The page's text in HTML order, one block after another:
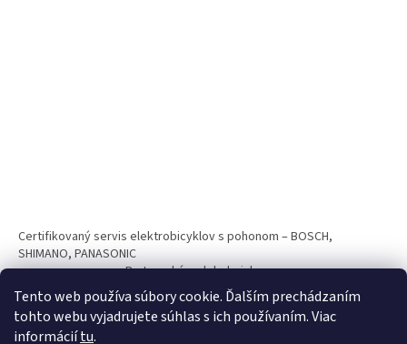
Tento web používa súbory cookie. Ďalším prechádzaním
tohto webu vyjadrujete súhlas s ich používaním. Viac
informáciítu.
Certifikovaný servis elektrobicyklov s pohonom – BOSCH,
SHIMANO, PANASONIC
Partnerský web hokejshop.eu